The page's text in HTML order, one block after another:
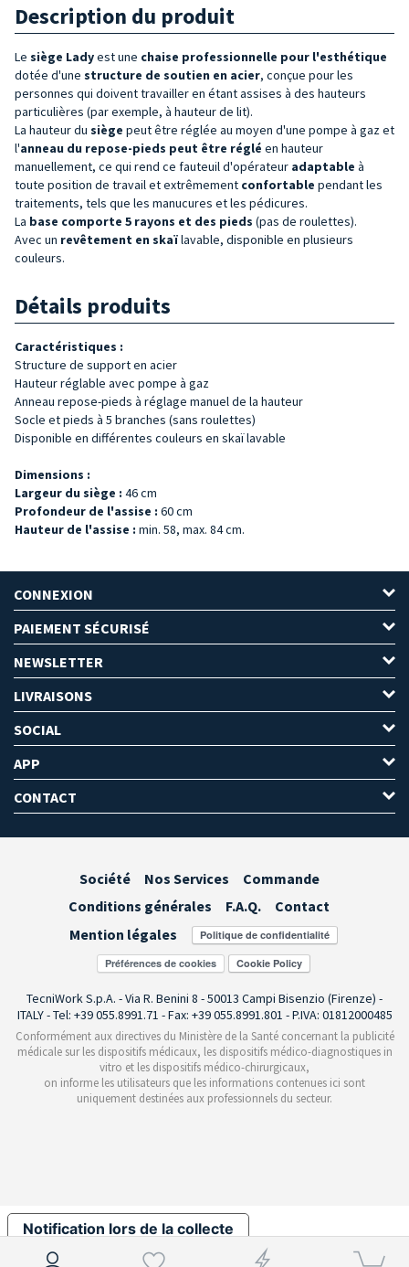
Description du produit
Le siège Ladyest une chaise professionnelle pour l'esthétique
dotée d'une structure de soutien en acier, conçue pour les
personnes qui doivent travailler en étant assises à des hauteurs
particulières (par exemple, à hauteur de lit).
La hauteur du siège peut être réglée au moyen d'une pompe à gaz et
l'anneau du repose-pieds peut être réglé en hauteur
manuellement, ce qui rend ce fauteuil d'opérateur adaptable à
toute position de travail et extrêmement confortable pendant les
traitements, tels que les manucures et les pédicures.
La base comporte 5 rayons et des pieds (pas de roulettes).
Avec un revêtement en skaïlavable, disponible en plusieurs
couleurs.
Détails produits
Caractéristiques :
Structure de support en acier
Hauteur réglable avec pompe à gaz
Anneau repose-pieds à réglage manuel de la hauteur
Socle et pieds à 5 branches (sans roulettes)
Disponible en différentes couleurs en skaï lavable
Dimensions :
Largeur du siège : 46 cm
Profondeur de l'assise : 60 cm
Hauteur de l'assise : min. 58, max. 84 cm.
CONNEXION
PAIEMENT SÉCURISÉ
NEWSLETTER
LIVRAISONS
SOCIAL
APP
CONTACT
Société Nos Services
Commande
Conditions générales
F.A.Q.
Contact
Mention légales
Préférences de cookies
TecniWork S.p.A. - Via R. Benini 8 - 50013 Campi Bisenzio (Firenze) -
ITALY - Tel: +39 055.8991.71 - Fax: +39 055.8991.801 - P.IVA: 01812000485
Conformément aux directives du Ministère de la Santé concernant la publicité
médicale sur les dispositifs médicaux, les dispositifs médico-diagnostiques in
vitro et les dispositifs médico-chirurgicaux,
on informe les utilisateurs que les informations contenues ici sont
uniquement destinées aux professionnels du secteur.
Notification lors de la collecte